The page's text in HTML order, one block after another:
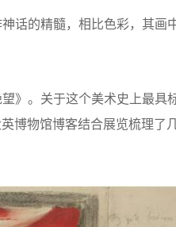
话的精髓，相比色彩，其画
》。关于这个美术史上最具
博物馆博客结合展览梳理了